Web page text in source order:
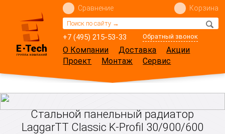
+7 (495) 215-53-33 Обратный звонок
Сравнение Корзина
О Компании Доставка
Акции
Проект
Монтаж Сервис
Стальной панельный радиатор
LaggarTT Classic K-Profil 30/900/600